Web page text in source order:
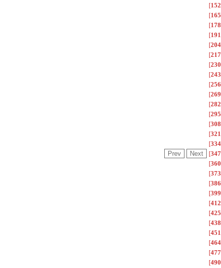
[152
[165
[178
[191
[204
[217
[230
[243
[256
[269
[282
[295
[308
[321
[334
[347
[360
[373
[386
[399
[412
[425
[438
[451
[464
[477
[490